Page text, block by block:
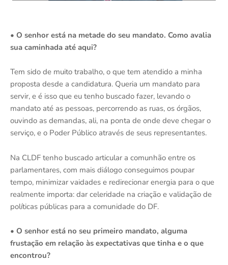
• O senhor está na metade do seu mandato. Como avalia
sua caminhada até aqui?
Tem sido de muito trabalho, o que tem atendido a minha
proposta desde a candidatura. Queria um mandato para
servir, e é isso que eu tenho buscado fazer, levando o
mandato até as pessoas, percorrendo as ruas, os órgãos,
ouvindo as demandas, ali, na ponta de onde deve chegar o
serviço, e o Poder Público através de seus representantes.
Na CLDF tenho buscado articular a comunhão entre os
parlamentares, com mais diálogo conseguimos poupar
tempo, minimizar vaidades e redirecionar energia para o que
realmente importa: dar celeridade na criação e validação de
políticas públicas para a comunidade do DF.
• O senhor está no seu primeiro mandato, alguma
frustação em relação às expectativas que tinha e o que
encontrou?